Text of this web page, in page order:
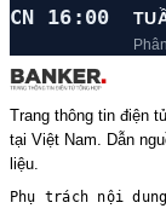
CN 16:00
Trang thông tin điện
tại Việt Nam. Dẫn
liệu.
Phụ trách nội